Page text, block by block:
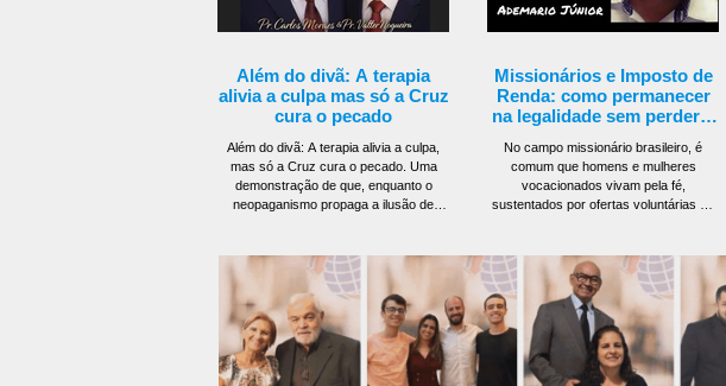
Além do divã: A terapia
alivia a culpa mas só a Cruz
cura o pecado
Além do divã: A terapia alivia a culpa,
mas só a Cruz cura o pecado. Uma
demonstração de que, enquanto o
neopaganismo propaga a ilusão de
a fatura que exigia de nós o que não
tínhamos como pagar. Não há recurso
humano capaz de quitar a nossa culpa.
A busca pelo alívio da consciência é
uma das forças mais antigas da
humanidade. Em uma sociedade
hiperconectada e exausta, os
Missionários e Imposto de
Renda: como permanecer
na legalidade sem perder a
No campo missionário brasileiro, é
comum que homens e mulheres
vocacionados vivam pela fé,
sustentados por ofertas voluntárias de
batista, é legítimo e honroso. Contudo, à
luz da legislação tributária brasileira, ele
exige organização e entendimento
técnico para evitar problemas com a
Receita Federal. Muitos missionários
não enfrentam dificuldades por má-fé,
mas por falta de orientação clara. A boa